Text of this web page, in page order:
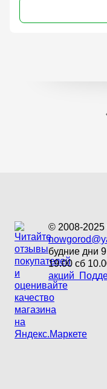
© 2008-
будние дни
19.00 сб
акций